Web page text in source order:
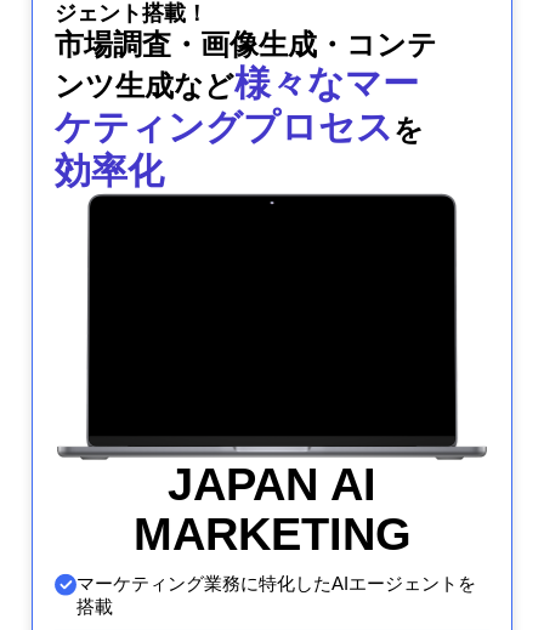
ジェント搭載！
市場調査・画像生成・コンテ
ンツ生成など様々なマー
ケティングプロセスを
効率化
JAPAN AI
MARKETING
マーケティング業務に特化したAIエージェントを
搭載